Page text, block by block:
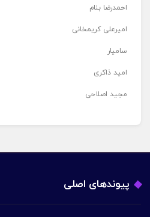
احمدرضا بنام
امیرعلی کریمخانی
سامیار
امید ذاکری
مجید اصلاحی
پیوندهای اصلی